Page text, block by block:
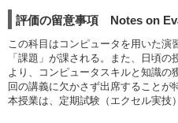
評価の留意事項 Notes on
この科目はコンピュータを用いた演
「課題」が課される。また、日頃
より、コンピュータスキルと知識の
回の講義に欠かさず出席することが
本授業は、定期試験（エクセル実技